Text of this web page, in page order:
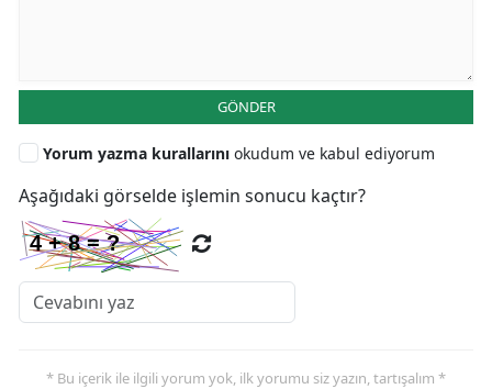
GÖNDER
Yorum yazma kurallarını okudum ve kabul ediyorum
Aşağıdaki görselde işlemin sonucu kaçtır?
* Bu içerik ile ilgili yorum yok, ilk yorumu siz yazın, tartışalım *